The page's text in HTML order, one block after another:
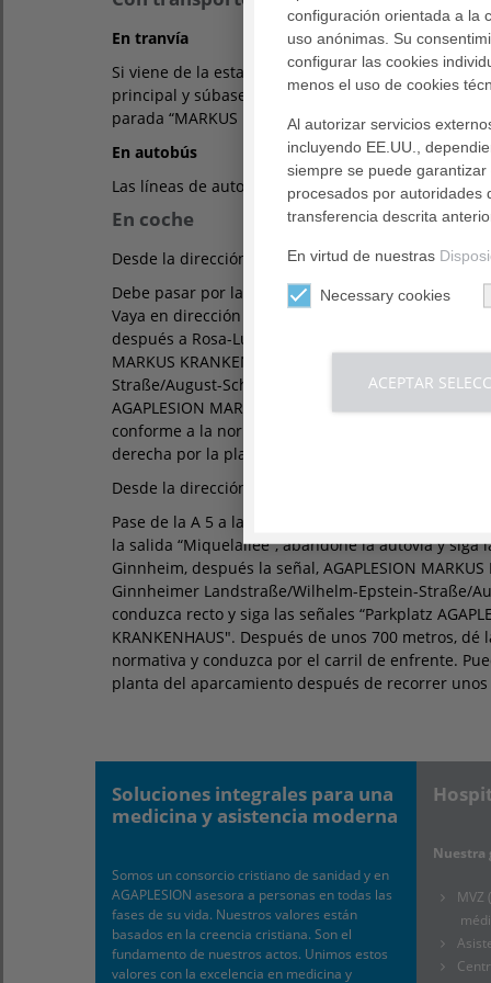
En tranvía
Si viene de la estación central de trenes de
principal y súbase al tranvía 16, en dirección a
parada “MARKUS KRANKENHAUS”. El trayecto
En autobús
Las líneas de autobús 34 y 39 llegan hasta la parada
En coche
Desde la dirección norte/este
Debe pasar por la A 661. Deje la autovía en la
Vaya en dirección Frankfurt-Heddernheim. Llegará
después a Rosa-Luxemburg-Straße. Tome la salida
MARKUS KRANKENHAUS”. En el cruce
Straße/August-Scheidel-Straße conduzca recto y
AGAPLESION MARKUS KRANKENHAUS”.
conforme a la normativa y conduzca por el carril
derecha por la planta del aparcamiento después
Desde la dirección sur/oeste
Pase de la A 5 a la A 66 en dirección a Fráncfort en
la salida “Miquelallee”, abandone la autovía y siga
Ginnheim, después la señal, AGAPLESION
Ginnheimer Landstraße/Wilhelm-Epstein-Straße/
conduzca recto y siga las señales “Parkplatz
KRANKENHAUS". Después de unos 700 metros,
normativa y conduzca por el carril de enfrente.
planta del aparcamiento después de recorrer unos
Soluciones integrales para una
medicina y asistencia moderna
Somos un consorcio cristiano de sanidad y en
AGAPLESION asesora a personas en todas las
fases de su vida. Nuestros valores están
basados en la creencia cristiana. Son el
fundamento de nuestros actos. Unimos estos
valores con la excelencia en medicina y
Nuestra
MVZ
configuración orientada a la
uso anónimas. Su
configurar las cookies
menos el uso de cookies
Al autorizar servicios
incluyendo EE.UU.,
siempre se puede
procesados por autoridades
transferencia descrita
En virtud de nuestras
Necessary cookies
ACEPTAR